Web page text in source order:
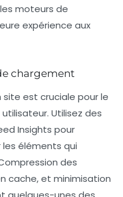
moteurs de
expérience aux
chargement
site est cruciale pour le
Utilisez des
Insights pour
éléments qui
des
cache, et minimisation